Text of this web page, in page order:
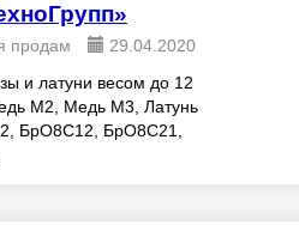
продам
29.04.2020
и латуни весом до 12
М2, Медь М3, Латунь
БрО8С12, БрО8С21,
...